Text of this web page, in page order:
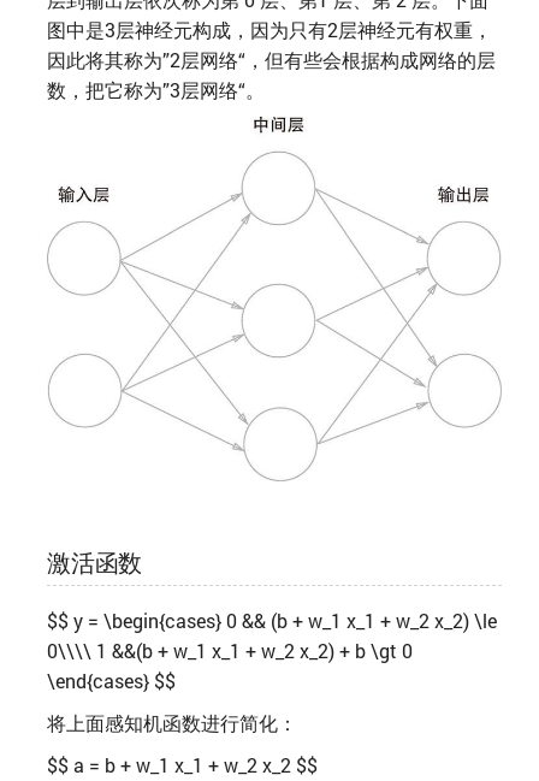
图中是3层神经元构成，因为只有2层神经元有权重，
因此将其称为”2层网络“，但有些会根据构成网络的层
数，把它称为”3层网络“。
激活函数
$$ y = \begin{cases} 0 && (b + w_1 x_1 + w_2 x_2) \le
0\\\\ 1 &&(b + w_1 x_1 + w_2 x_2) + b \gt 0
\end{cases} $$
将上面感知机函数进行简化：
$$ a = b + w_1 x_1 + w_2 x_2 $$